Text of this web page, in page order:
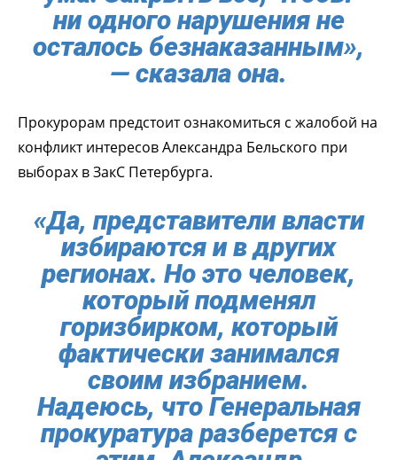
ни одного нарушения не
осталось безнаказанным»,
— сказала она.
Прокурорам предстоит ознакомиться с жалобой на
конфликт интересов Александра Бельского при
выборах в ЗакС Петербурга.
«Да, представители власти
избираются и в других
регионах. Но это человек,
который подменял
горизбирком, который
фактически занимался
своим избранием.
Надеюсь, что Генеральная
прокуратура разберется с